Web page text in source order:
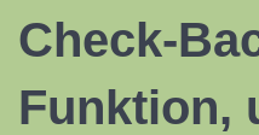
Check-
Funktion,